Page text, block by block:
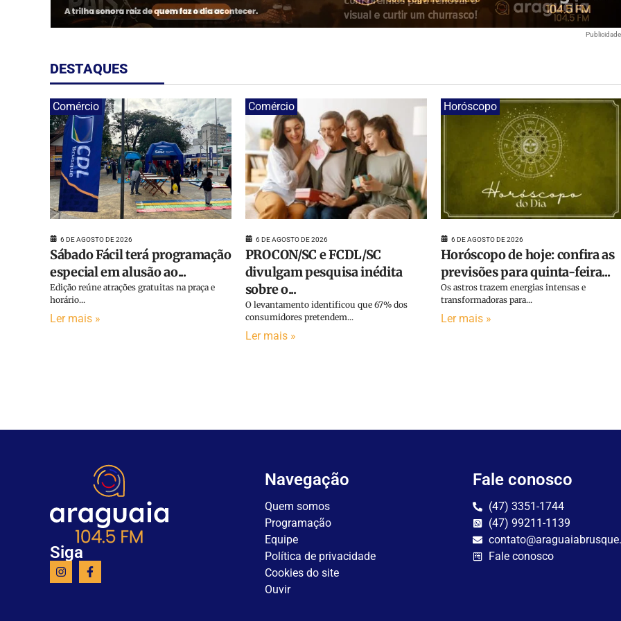
Publicidade
DESTAQUES
Comércio
6 DE AGOSTO DE 2026
Sábado Fácil terá programação
especial em alusão ao...
Edição reúne atrações gratuitas na praça e
horário...
Ler mais »
Comércio
6 DE AGOSTO DE 2026
PROCON/SC e FCDL/SC
divulgam pesquisa inédita
sobre o...
O levantamento identificou que 67% dos
consumidores pretendem...
Ler mais »
Horóscopo
6 DE AGOSTO DE 2026
Horóscopo de hoje: confira as
previsões para quinta-feira...
Os astros trazem energias intensas e
transformadoras para...
Ler mais »
Siga
Navegação
Quem somos
Programação
Equipe
Política de privacidade
Cookies do site
Ouvir
Fale conosco
(47) 3351-1744
(47) 99211-1139
Fale conosco